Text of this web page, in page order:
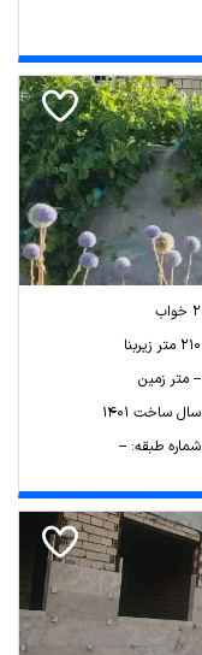
2 خواب
210 متر زیربنا
-- متر زمین
سال ساخت 1401
شماره طبقه: --